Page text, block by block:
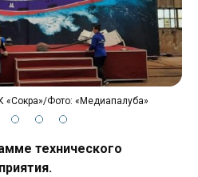
«Сокра»/Фото: «Медиапалуба»
технического